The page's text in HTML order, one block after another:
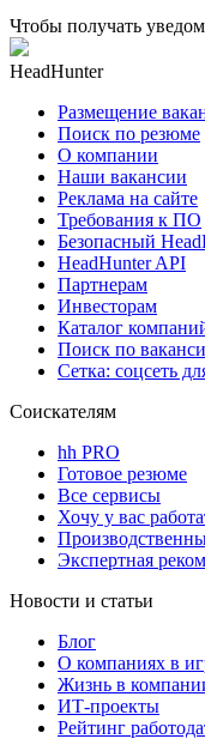
Чтобы получать
HeadHunter
Размещение
Поиск по резюме
О компании
Наши вакансии
Реклама на сайте
Требования к ПО
Безопасный
HeadHunter API
Партнерам
Инвесторам
Каталог
Поиск по
Сетка: соцсеть
Соискателям
hh PRO
Готовое резюме
Все сервисы
Хочу у вас
Экспертная
Новости и статьи
Блог
О компаниях в
Жизнь в
ИТ-проекты
Рейтинг